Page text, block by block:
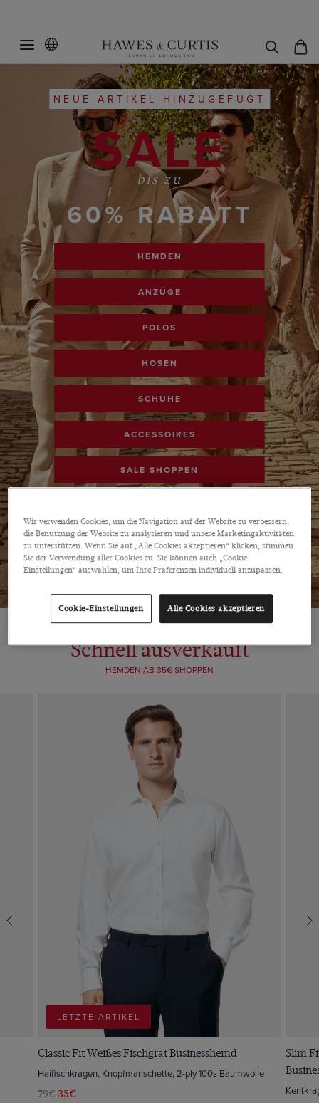
NEUE ARTIKEL HINZUGEFÜGT
SALE
bis zu
60% RABATT
HEMDEN
ANZÜGE
POLOS
HOSEN
SCHUHE
ACCESSOIRES
SALE SHOPPEN
Schnell ausverkauft
HEMDEN AB 35€ SHOPPEN
LETZTE ARTIKEL
Classic Fit Weißes Fischgrat Businesshemd
Haifischkragen, Knopfmanschette, 2-ply 100s Baumwolle
79€35€
Slim
Wir verwenden Cookies, um die Navigation auf der Website zu verbessern,
die Benutzung der Website zu analysieren und unsere Marketingaktivitäten
zu unterstützen. Wenn Sie auf „Alle Cookies akzeptieren“ klicken, stimmen
Sie der Verwendung aller Cookies zu. Sie können auch „Cookie
Einstellungen“ auswählen, um Ihre Präferenzen individuell anzupassen.
Cookie-Einstellungen Alle Cookies akzeptieren